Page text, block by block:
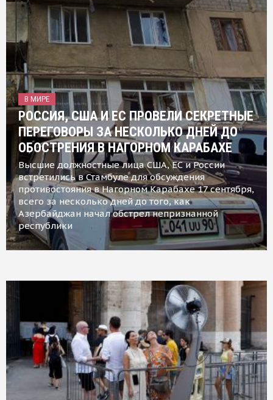
В МИРЕ
РОССИЯ, США И ЕС ПРОВЕЛИ СЕКРЕТНЫЕ
ПЕРЕГОВОРЫ ЗА НЕСКОЛЬКО ДНЕЙ ДО
ОБОСТРЕНИЯ В НАГОРНОМ КАРАБАХЕ
Высшие должностные лица США, ЕС и России
встретились в Стамбуле для обсуждения
противостояния в Нагорном Карабахе 17 сентября,
всего за несколько дней до того, как
Азербайджан начал обстрел непризнанной
республики